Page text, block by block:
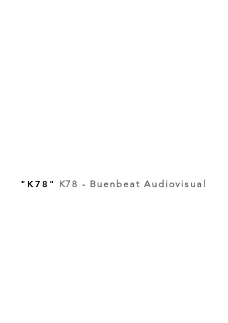
"K78" K78 - Buenbeat Audiovisual